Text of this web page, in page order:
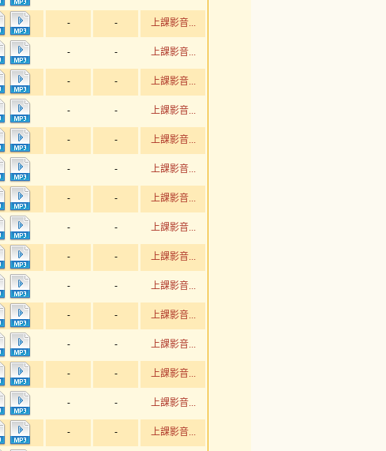
- - 上課影音...
- - 上課影音...
- - 上課影音...
- - 上課影音...
- - 上課影音...
- - 上課影音...
- - 上課影音...
- - 上課影音...
- - 上課影音...
- - 上課影音...
- - 上課影音...
- - 上課影音...
- - 上課影音...
- - 上課影音...
- - 上課影音...